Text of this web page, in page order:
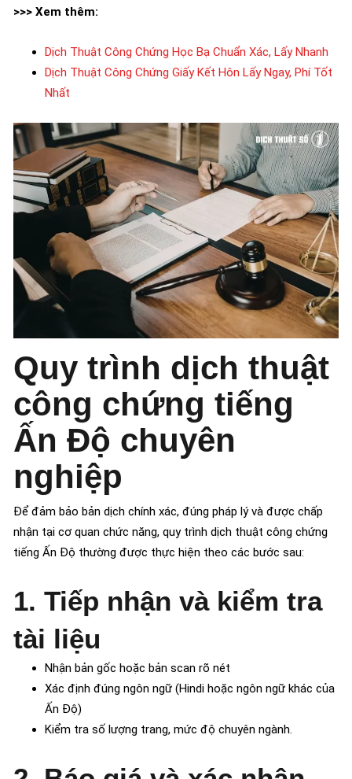
>>> Xem thêm:
Dịch Thuật Công Chứng Học Bạ Chuẩn Xác, Lấy Nhanh
Dịch Thuật Công Chứng Giấy Kết Hôn Lấy Ngay, Phí Tốt
Nhất
Quy trình dịch thuật
công chứng tiếng
Ấn Độ chuyên
nghiệp
Để đảm bảo bản dịch chính xác, đúng pháp lý và được chấp
nhận tại cơ quan chức năng, quy trình dịch thuật công chứng
tiếng Ấn Độ thường được thực hiện theo các bước sau:
1. Tiếp nhận và kiểm tra
tài liệu
Nhận bản gốc hoặc bản scan rõ nét
Xác định đúng ngôn ngữ (Hindi hoặc ngôn ngữ khác của
Ấn Độ)
Kiểm tra số lượng trang, mức độ chuyên ngành.